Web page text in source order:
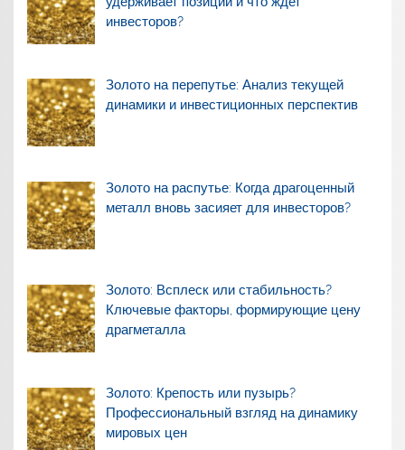
инвесторов?
Золото на перепутье: Анализ текущей
динамики и инвестиционных перспектив
Золото на распутье: Когда драгоценный
металл вновь засияет для инвесторов?
Золото: Всплеск или стабильность?
Ключевые факторы, формирующие цену
драгметалла
Золото: Крепость или пузырь?
Профессиональный взгляд на динамику
мировых цен